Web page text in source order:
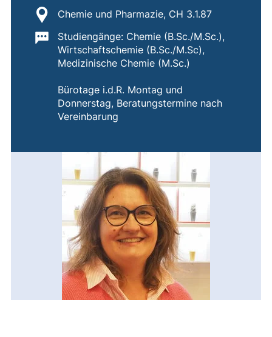
Standort:
Chemie und Pharmazie, CH 3.1.87
Wichtige Informationen:
Studiengänge: Chemie (B.Sc./M.Sc.),
Wirtschaftschemie (B.Sc./M.Sc),
Medizinische Chemie (M.Sc.)
Bürotage i.d.R. Montag und
Donnerstag, Beratungstermine nach
Vereinbarung